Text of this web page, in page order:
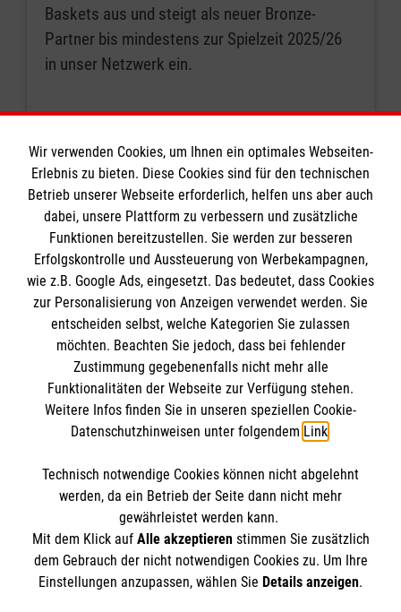
Baskets aus und steigt als neuer Bronze-
Partner bis mindestens zur Spielzeit 2025/26
in unser Netzwerk ein.
Seite 3 von 4.
vorherige 1 … 2 3 4
nächste
Einrichtung
Rathsberger Str. 57
91054 Erlangen
Informationen
Anfahrt
Barrierefreiheit
Soziale Netzwerke
Wir verwenden Cookies, um Ihnen ein optimales Webseiten-
Erlebnis zu bieten. Diese Cookies sind für den technischen
Betrieb unserer Webseite erforderlich, helfen uns aber auch
dabei, unsere Plattform zu verbessern und zusätzliche
Funktionen bereitzustellen. Sie werden zur besseren
Erfolgskontrolle und Aussteuerung von Werbekampagnen,
wie z.B. Google Ads, eingesetzt. Das bedeutet, dass Cookies
zur Personalisierung von Anzeigen verwendet werden. Sie
entscheiden selbst, welche Kategorien Sie zulassen
möchten. Beachten Sie jedoch, dass bei fehlender
Zustimmung gegebenenfalls nicht mehr alle
Funktionalitäten der Webseite zur Verfügung stehen.
Weitere Infos finden Sie in unseren speziellen Cookie-
Datenschutzhinweisen unter folgendem Link.
Technisch notwendige Cookies können nicht abgelehnt
werden, da ein Betrieb der Seite dann nicht mehr
gewährleistet werden kann.
Mit dem Klick auf Alle akzeptierenstimmen Sie zusätzlich
dem Gebrauch der nicht notwendigen Cookies zu. Um Ihre
Einstellungen anzupassen, wählen Sie Details anzeigen.